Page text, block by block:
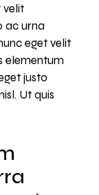
velit
ac urna
eget velit
elementum
justo
Ut quis